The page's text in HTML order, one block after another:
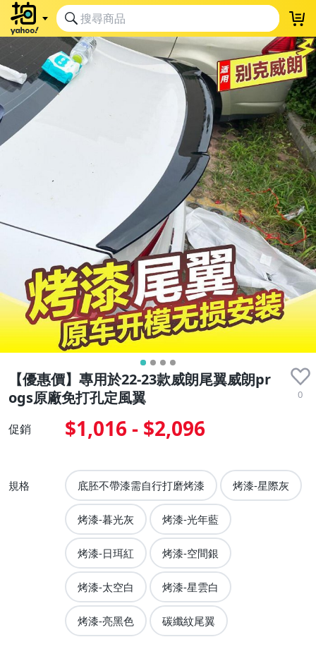
【優惠價】專用於22-23款威朗尾翼威朗pr
ogs原廠免打孔定風翼
0
促銷 $1,016 - $2,096
規格 底胚不帶漆需自行打磨烤漆 烤漆-星際灰
烤漆-暮光灰 烤漆-光年藍
烤漆-日珥紅 烤漆-空間銀
烤漆-太空白 烤漆-星雲白
烤漆-亮黑色 碳纖紋尾翼